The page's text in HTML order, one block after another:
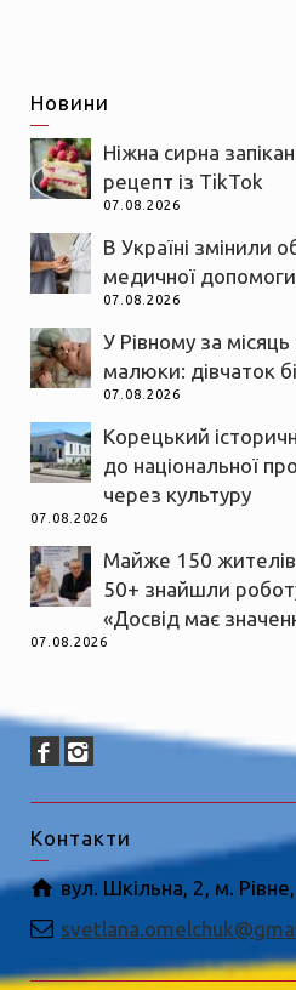
Новини
Ніжна сирна
рецепт із TikTok
07.08.2026
В Україні змінили
медичної
07.08.2026
У Рівному за
малюки: дівчаток
07.08.2026
Корецький
до національної
через культуру
07.08.2026
Майже 150
50+ знайшли
«Досвід має
07.08.2026
Контакти
вул. Шкільна, 2, м.